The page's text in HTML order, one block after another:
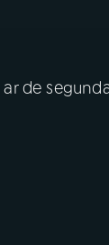
de